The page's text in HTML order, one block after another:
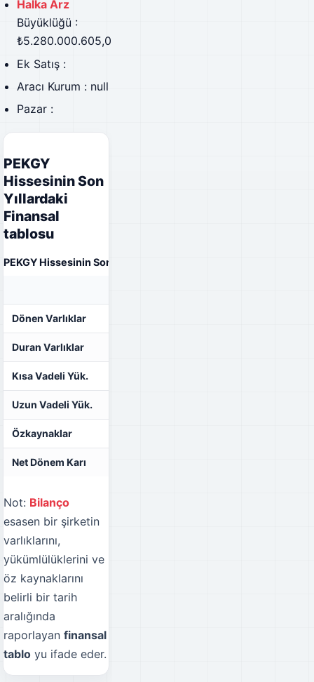
Halka Arz
Büyüklüğü :
₺5.280.000.605,00
Ek Satış :
Aracı Kurum : null
Pazar :
PEKGY
Hissesinin Son
Yıllardaki
Finansal
tablosu
PEKGY Hissesinin Son Yıllardaki Finansal tablosu
Dönen Varlıklar
Duran Varlıklar
Kısa Vadeli Yük.
Uzun Vadeli Yük.
Özkaynaklar
Net Dönem Karı
Not: Bilanço
esasen bir şirketin
varlıklarını,
yükümlülüklerini ve
öz kaynaklarını
belirli bir tarih
aralığında
raporlayan finansal
tablo yu ifade eder.